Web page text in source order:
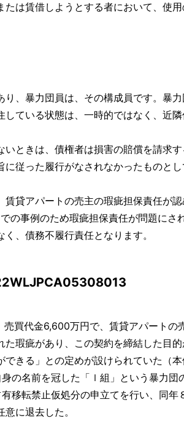
は賃借しようとする者において、使
、暴力団員は、その構成員です。暴
ている状態は、一時的ではなく、近
ときは、債権者は損害の賠償を請求
従った履行がなされなかったものと
貸アパートの売主の瑕疵担保責任が
の事例のため瑕疵担保責任が問題にさ
、債務不履行責任となります。
買代金6,600万円で、賃貸アパートの
瑕疵があり、この契約を締結した目
きる」との定めが設けられていた（本
の名前を冠した「ｌ組」という暴力団
移転禁止仮処分の申立てを行い、同
に退去した。